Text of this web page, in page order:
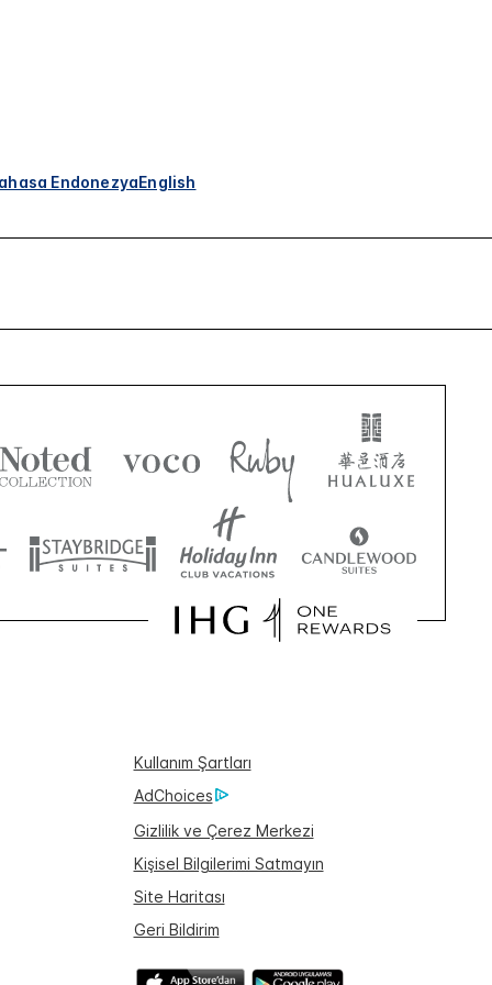
EndonezyaEnglish
Kullanım Şartları
AdChoices
Gizlilik ve Çerez Merkezi
Kişisel Bilgilerimi Satmayın
Site Haritası
Geri Bildirim